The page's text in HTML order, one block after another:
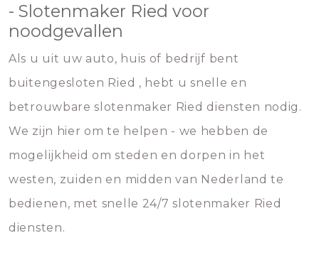
- Slotenmaker Ried voor
noodgevallen
Als u uit uw auto, huis of bedrijf bent
buitengesloten Ried , hebt u snelle en
betrouwbare slotenmaker Ried diensten nodig.
We zijn hier om te helpen - we hebben de
mogelijkheid om steden en dorpen in het
westen, zuiden en midden van Nederland te
bedienen, met snelle 24/7 slotenmaker Ried
diensten.